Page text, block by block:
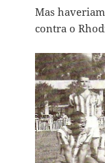
Mas
contra o